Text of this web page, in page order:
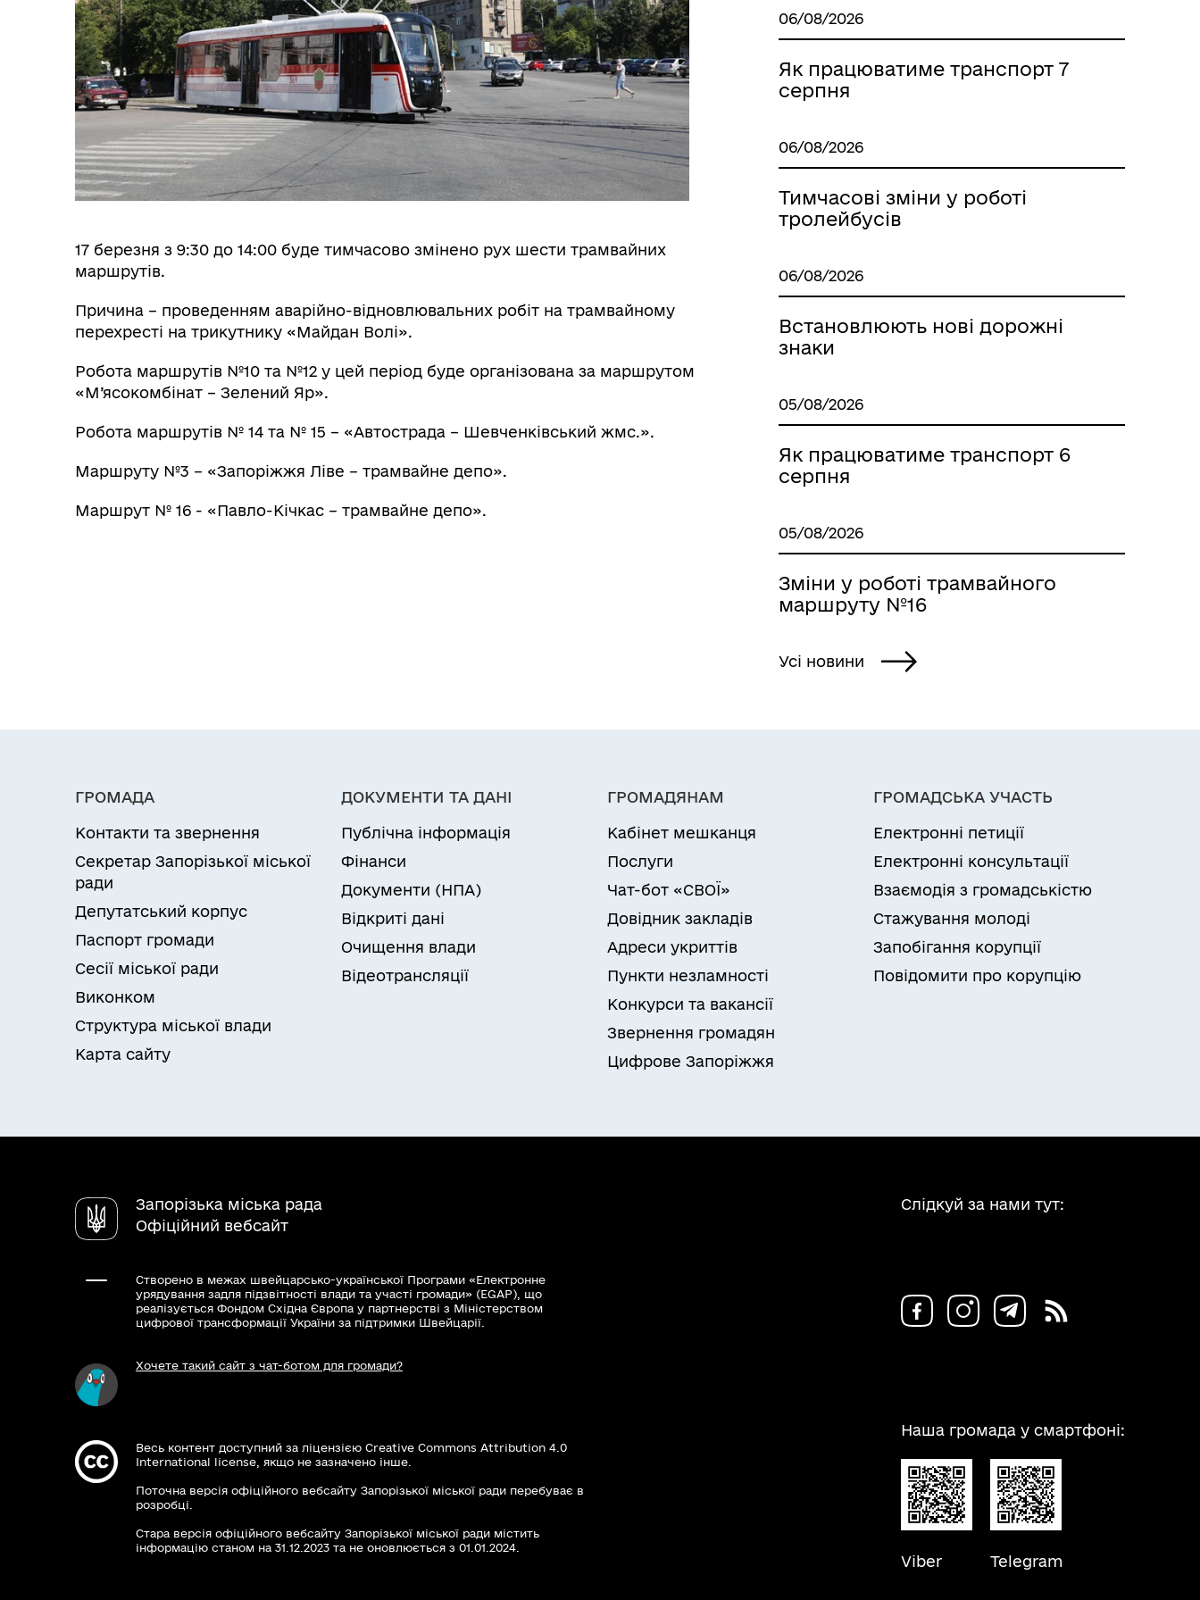
17 березня з 9:30 до 14:00 буде тимчасово змінено рух шести трамвайних
маршрутів.
Причина – проведенням аварійно-відновлювальних робіт на трамвайному
перехресті на трикутнику «Майдан Волі».
Робота маршрутів №10 та №12 у цей період буде організована за маршрутом
«М’ясокомбінат – Зелений Яр».
Робота маршрутів № 14 та № 15 – «Автострада – Шевченківський жмс.».
Маршруту №3 – «Запоріжжя Ліве – трамвайне депо».
Маршрут № 16 - «Павло-Кічкас – трамвайне депо».
06/08/2026
Як працюватиме транспорт 7
серпня
06/08/2026
Тимчасові зміни у роботі
тролейбусів
06/08/2026
Встановлюють нові дорожні
знаки
05/08/2026
Як працюватиме транспорт 6
серпня
05/08/2026
Зміни у роботі трамвайного
маршруту №16
Усі новини
ГРОМАДА
Контакти та звернення
Секретар Запорізької міської
ради
Депутатський корпус
Паспорт громади
Сесії міської ради
Виконком
Структура міської влади
Карта сайту
ДОКУМЕНТИ ТА ДАНІ
Публічна інформація
Фінанси
Документи (НПА)
Відкриті дані
Очищення влади
Відеотрансляції
ГРОМАДЯНАМ
Кабінет мешканця
Послуги
Чат-бот «СВОЇ»
Довідник закладів
Адреси укриттів
Пункти незламності
Конкурси та вакансії
Звернення громадян
Цифрове Запоріжжя
ГРОМАДСЬКА УЧАСТЬ
Електронні петиції
Електронні консультації
Взаємодія з громадськістю
Стажування молоді
Запобігання корупції
Повідомити про корупцію
Запорізька міська рада
Офіційний вебсайт
Створено в межах швейцарсько-української Програми «Електронне
урядування задля підзвітності влади та участі громади» (EGAP), що
реалізується Фондом Східна Європа у партнерстві з Міністерством
цифрової трансформації України за підтримки Швейцарії.
Хочете такий сайт з чат-ботом для громади?
Весь контент доступний за ліцензією Creative Commons Attribution 4.0
International license, якщо не зазначено інше.
Поточна версія офіційного вебсайту Запорізької міської ради перебуває в
розробці.
Стара версія офіційного вебсайту Запорізької міської ради містить
інформацію станом на 31.12.2023 та не оновлюється з 01.01.2024.
Слідкуй за нами тут:
Наша громада у смартфоні:
Viber Telegram